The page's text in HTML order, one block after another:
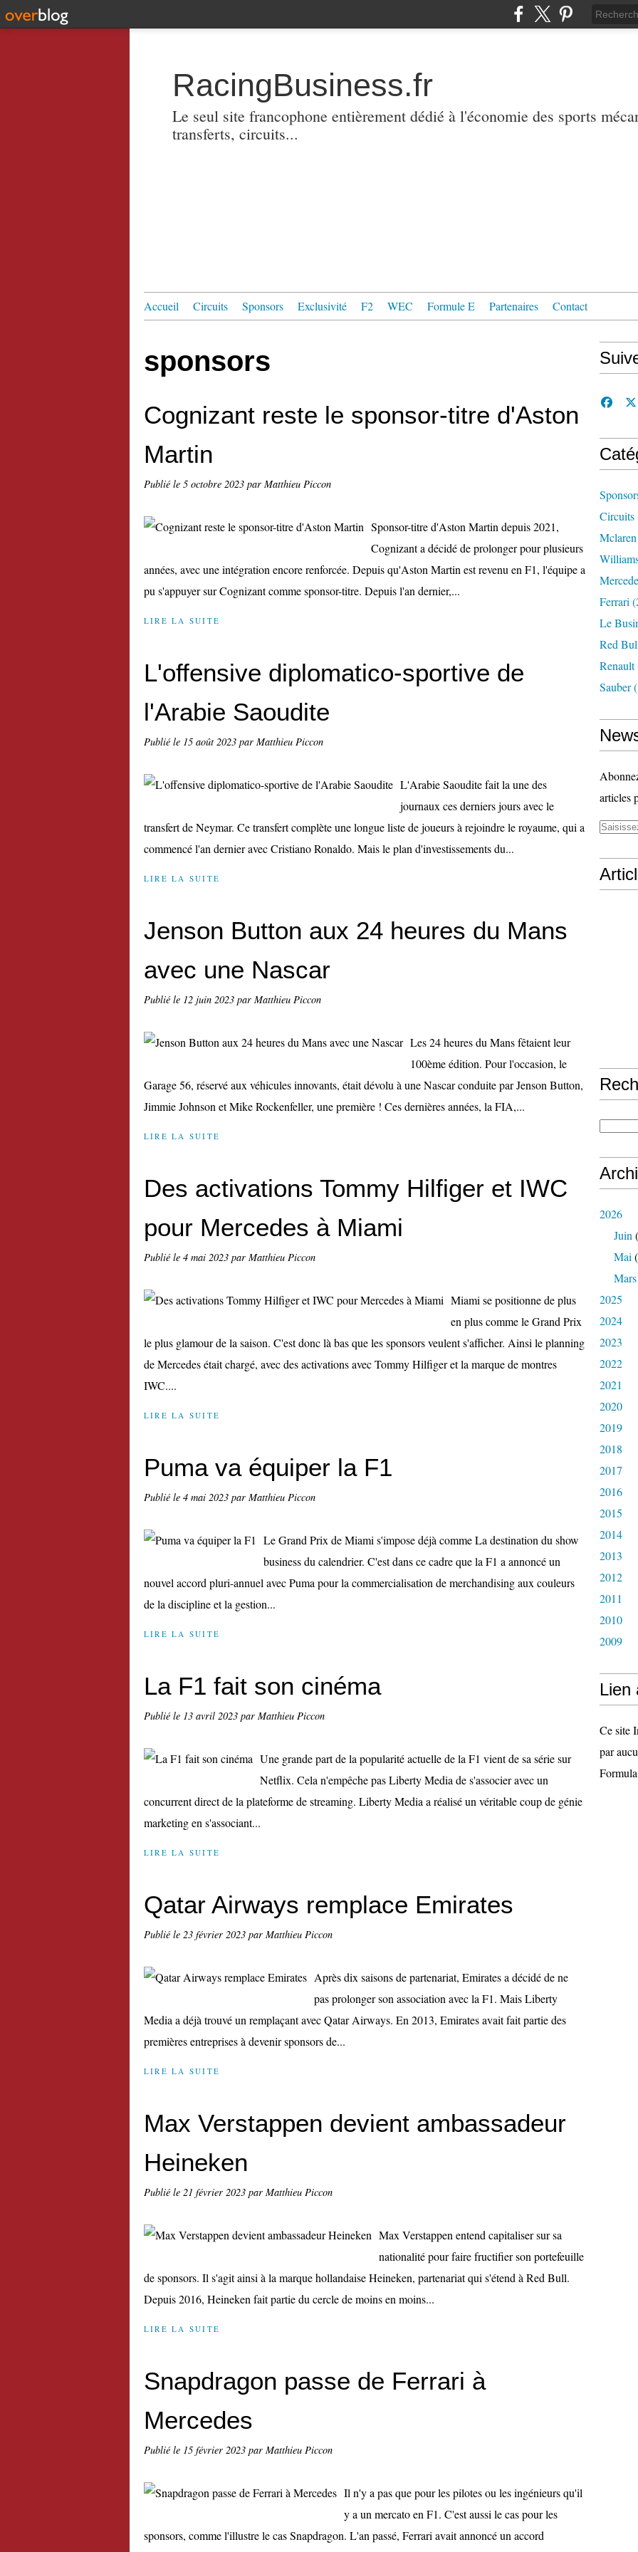
RacingBusiness.fr
Le seul site francophone entièrement dédié à l'économie des sports
transferts, circuits...
Accueil Circuits Sponsors Exclusivité F2 WEC Formule E Partenaires Contact
sponsors
Cognizant reste le sponsor-titre d'Aston
Martin
Publié le 5 octobre 2023 par Matthieu Piccon
Sponsor-titre d'Aston Martin depuis 2021,
Cognizant a décidé de prolonger pour plusieurs
années, avec une intégration encore renforcée. Depuis qu'Aston Martin est revenu en F1, l'équipe a
pu s'appuyer sur Cognizant comme sponsor-titre. Depuis l'an dernier,...
LIRE LA SUITE
L'offensive diplomatico-sportive de
l'Arabie Saoudite
Publié le 15 août 2023 par Matthieu Piccon
L'Arabie Saoudite fait la une des
journaux ces derniers jours avec le
transfert de Neymar. Ce transfert complète une longue liste de joueurs à rejoindre le royaume, qui a
commencé l'an dernier avec Cristiano Ronaldo. Mais le plan d'investissements du...
LIRE LA SUITE
Jenson Button aux 24 heures du Mans
avec une Nascar
Publié le 12 juin 2023 par Matthieu Piccon
Les 24 heures du Mans fêtaient leur
100ème édition. Pour l'occasion, le
Garage 56, réservé aux véhicules innovants, était dévolu à une Nascar conduite par Jenson Button,
Jimmie Johnson et Mike Rockenfeller, une première ! Ces dernières années, la FIA,...
LIRE LA SUITE
Des activations Tommy Hilfiger et IWC
pour Mercedes à Miami
Publié le 4 mai 2023 par Matthieu Piccon
Miami se positionne de plus
en plus comme le Grand Prix
le plus glamour de la saison. C'est donc là bas que les sponsors veulent s'afficher. Ainsi le planning
de Mercedes était chargé, avec des activations avec Tommy Hilfiger et la marque de montres
IWC....
LIRE LA SUITE
Puma va équiper la F1
Publié le 4 mai 2023 par Matthieu Piccon
Le Grand Prix de Miami s'impose déjà comme La destination du show
business du calendrier. C'est dans ce cadre que la F1 a annoncé un
nouvel accord pluri-annuel avec Puma pour la commercialisation de merchandising aux couleurs
de la discipline et la gestion...
LIRE LA SUITE
La F1 fait son cinéma
Publié le 13 avril 2023 par Matthieu Piccon
Une grande part de la popularité actuelle de la F1 vient de sa série sur
Netflix. Cela n'empêche pas Liberty Media de s'associer avec un
concurrent direct de la plateforme de streaming. Liberty Media a réalisé un véritable coup de génie
marketing en s'associant...
LIRE LA SUITE
Qatar Airways remplace Emirates
Publié le 23 février 2023 par Matthieu Piccon
Après dix saisons de partenariat, Emirates a décidé de ne
pas prolonger son association avec la F1. Mais Liberty
Media a déjà trouvé un remplaçant avec Qatar Airways. En 2013, Emirates avait fait partie des
premières entreprises à devenir sponsors de...
LIRE LA SUITE
Max Verstappen devient ambassadeur
Heineken
Publié le 21 février 2023 par Matthieu Piccon
Max Verstappen entend capitaliser sur sa
nationalité pour faire fructifier son portefeuille
de sponsors. Il s'agit ainsi à la marque hollandaise Heineken, partenariat qui s'étend à Red Bull.
Depuis 2016, Heineken fait partie du cercle de moins en moins...
LIRE LA SUITE
Snapdragon passe de Ferrari à
Mercedes
Publié le 15 février 2023 par Matthieu Piccon
Il n'y a pas que pour les pilotes ou les ingénieurs qu'il
y a un mercato en F1. C'est aussi le cas pour les
sponsors, comme l'illustre le cas Snapdragon. L'an passé, Ferrari avait annoncé un accord
Circuits
Mclaren
Ferrari
Le
Red
Renault
Sauber
articles
2026
Juin
Mai
Mars
2025
2024
2023
2022
2021
2020
2019
2018
2017
2016
2015
2014
2013
2012
2011
2010
2009
Lien
Ce site
par